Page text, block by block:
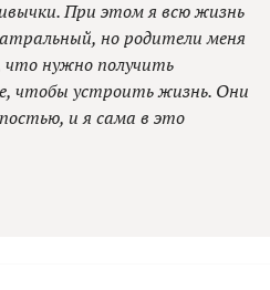
При этом я всю жизнь
но родители меня
что нужно получить
чтобы устроить жизнь. Они
и я сама в это